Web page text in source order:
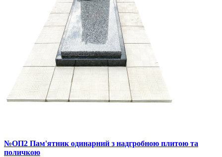
№ОП2 Пам'ятник одинарний з надгробною плитою та
поличкою